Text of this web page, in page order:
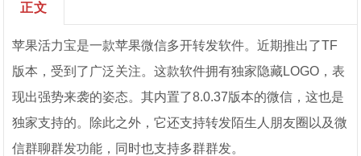
正文
苹果活力宝是一款苹果微信多开转发软件。近期推出了TF
版本，受到了广泛关注。这款软件拥有独家隐藏LOGO，表
现出强势来袭的姿态。其内置了8.0.37版本的微信，这也是
独家支持的。除此之外，它还支持转发陌生人朋友圈以及微
信群聊群发功能，同时也支持多群群发。